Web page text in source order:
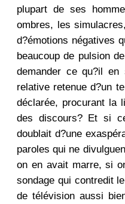
plupart de ses
ombres, les
d?émotions négatives
beaucoup de pulsion
demander ce qu?il
relative retenue d?un
déclarée, procurant la
des discours? Et si
doublait d?une
paroles qui ne
on en avait marre, si
sondage qui contredit
de télévision aussi